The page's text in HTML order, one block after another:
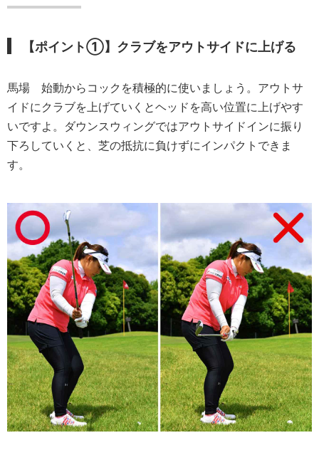
【ポイント①】 クラブをアウトサイドに上げる
馬場 始動からコックを積極的に使いましょう。アウトサ
イドにクラブを上げていくとヘッドを高い位置に上げやす
いですよ。ダウンスウィングではアウトサイドインに振り
下ろしていくと、芝の抵抗に負けずにインパクトできま
す。